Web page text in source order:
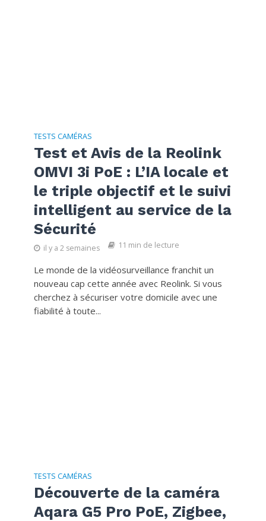
TESTS CAMÉRAS
Test et Avis de la Reolink
OMVI 3i PoE : L’IA locale et
le triple objectif et le suivi
intelligent au service de la
Sécurité
il y a 2 semaines 11 min de lecture
Le monde de la vidéosurveillance franchit un
nouveau cap cette année avec Reolink. Si vous
cherchez à sécuriser votre domicile avec une
fiabilité à toute...
TESTS CAMÉRAS
Découverte de la caméra
Aqara G5 Pro PoE, Zigbee,